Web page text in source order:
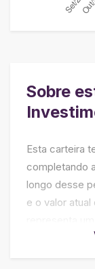
Sobre
Esta carteira
completando
longo desse
e o valor atual
refletindo